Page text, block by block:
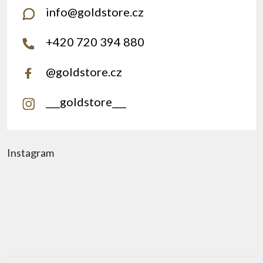
Instagram
info@goldstore.cz
+420 720 394 880
@goldstore.cz
___goldstore___